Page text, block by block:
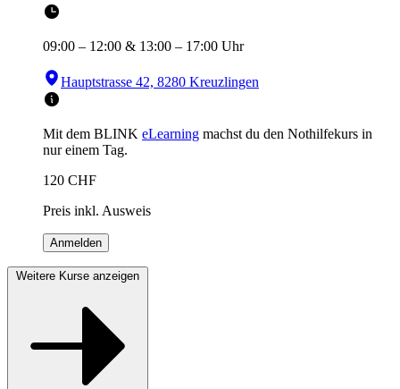
09:00 – 12:00 & 13:00 – 17:00 Uhr
Hauptstrasse 42, 8280 Kreuzlingen
Mit dem BLINK eLearning machst du den Nothilfekurs in
nur einem Tag.
120 CHF
Preis inkl. Ausweis
Anmelden
Weitere Kurse anzeigen